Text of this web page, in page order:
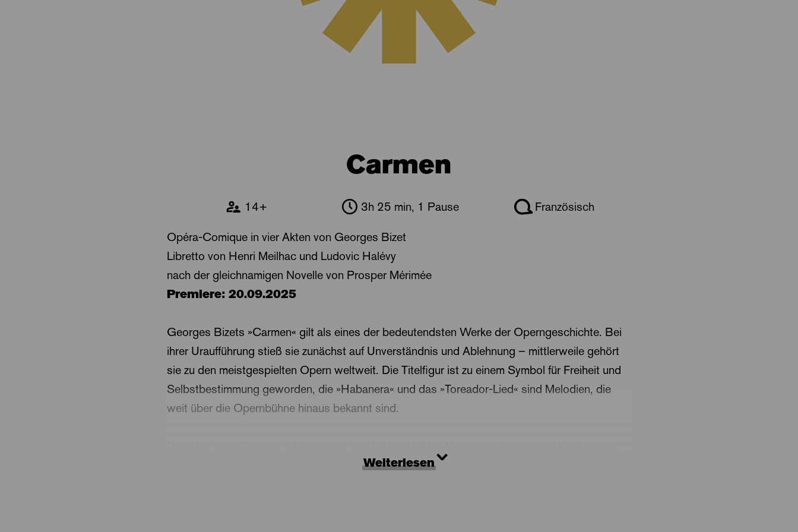
Carmen
14+ 3h 25 min, 1 Pause
Französisch
Opéra-Comique in vier Akten von Georges Bizet
Libretto von Henri Meilhac und Ludovic Halévy
nach der gleichnamigen Novelle von Prosper Mérimée
Premiere: 20.09.2025
Georges Bizets »Carmen« gilt als eines der bedeutendsten Werke der Operngeschichte. Bei
ihrer Uraufführung stieß sie zunächst auf Unverständnis und Ablehnung – mittlerweile gehört
sie zu den meistgespielten Opern weltweit. Die Titelfigur ist zu einem Symbol für Freiheit und
Selbstbestimmung geworden, die »Habanera« und das »Toreador-Lied« sind Melodien, die
weit über die Opernbühne hinaus bekannt sind.
Militärische und kriminelle Hierarchien prägen die Gesellschaft, wie auch das ultimative
Weiterlesen